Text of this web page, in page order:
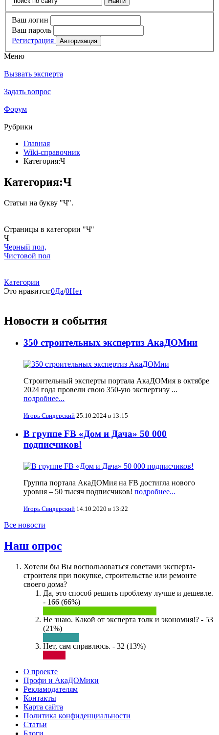
Ваш логин
Ваш пароль
Регистрация
Меню
Вызвать эксперта
Задать вопрос
Форум
Рубрики
Главная
Wiki-справочник
Категория:Ч
Категория:Ч
Статьи на букву "Ч".
Страницы в категории "Ч"
Ч
Черный пол,
Чистовой пол
Категории
Это нравится:0Да/0Нет
Новости и события
350 строительных экспертиз АкаДОМии
Строительный эксперты портала АкаДОМия в октябре
2024 года провели свою 350-ую экспертизу ...
подробнее...
Игорь Свидерский 25.10.2024 в 13:15
В группе FB «Дом и Дача» 50 000
подписчиков!
Группа портала АкаДОМия на FB достигла нового
уровня – 50 тысяч подписчиков! подробнее...
Игорь Свидерский 14.10.2020 в 13:22
Все новости
Наш опрос
Хотели бы Вы воспользоваться советами эксперта-
строителя при покупке, строительстве или ремонте
своего дома?
Да, это способ решить проблему лучше и дешевле.
- 166 (66%)
Не знаю. Какой от эксперта толк и экономия!? - 53
(21%)
Нет, сам справлюсь. - 32 (13%)
О проекте
Профи и АкаДОМики
Рекламодателям
Контакты
Карта сайта
Политика конфиденциальности
Статьи
Блоги